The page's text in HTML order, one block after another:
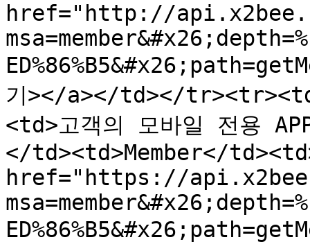
href="http://
기></a></td></
<td>고객의 모바일 전용
</td><td>Member</
href="https://